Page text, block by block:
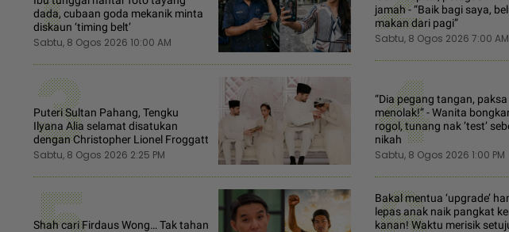
dada, cubaan goda mekanik minta
diskaun ‘timing belt’
Sabtu, 8 Ogos 2026 10:00 AM
jamah - “Baik bagi saya,
makan dari pagi”
Sabtu, 8 Ogos 2026 7:00 AM
3
Puteri Sultan Pahang, Tengku
Ilyana Alia selamat disatukan
dengan Christopher Lionel Froggatt
Sabtu, 8 Ogos 2026 2:25 PM 4
“Dia pegang tangan,
menolak!” - Wanita
rogol, tunang nak ’test’
nikah
Sabtu, 8 Ogos 2026 1:00 PM
Shah cari Firdaus Wong… Tak tahan
Bakal mentua ‘upgrade’
lepas anak naik pangkat
kanan! Waktu merisik